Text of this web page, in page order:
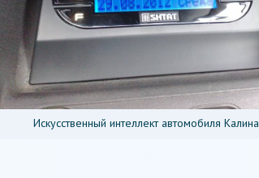
Искусственный интеллект автомобиля Калина